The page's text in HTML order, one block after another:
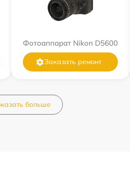
Фотоаппарат Nikon D5600
Заказать ремонт
больше